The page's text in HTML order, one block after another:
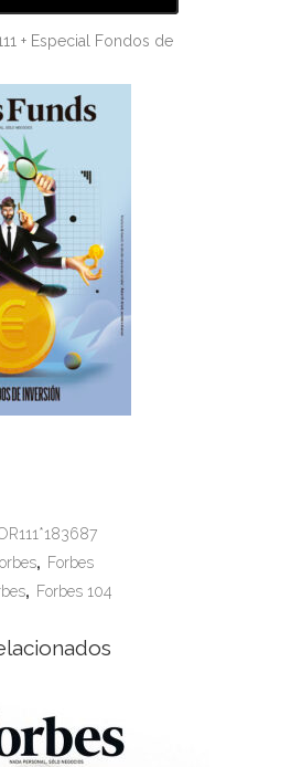
+ Especial Fondos de
, Forbes
, Forbes 104